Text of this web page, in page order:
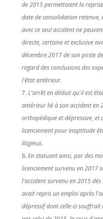
de 2015 permettaient la
date de consolidation retenue,
avec ce seul accident ne
directe, certaine et exclusive
décembre 2017 de son poste
regard des conclusions des
l'état antérieur.
L'arrêt en déduit qu'il est
antérieur lié à son accident
orthopédique et dépressive, et
licenciement pour inaptitude
litigieux.
En statuant ainsi, par des
licenciement survenu en 2017
l'accident survenu en 2015
avait repris un emploi après
dépressif dont celle-ci souffrait